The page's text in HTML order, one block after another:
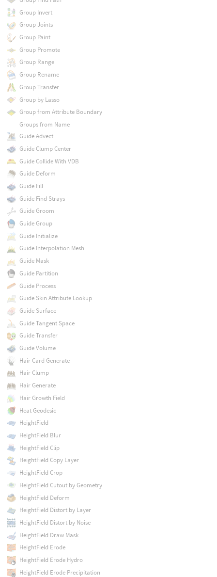
Group Invert
Group Joints
Group Paint
Group Promote
Group Range
Group Rename
Group Transfer
Group by Lasso
Group from Attribute Boundary
Groups from Name
Guide Advect
Guide Clump Center
Guide Collide With VDB
Guide Deform
Guide Fill
Guide Find Strays
Guide Groom
Guide Group
Guide Initialize
Guide Interpolation Mesh
Guide Mask
Guide Partition
Guide Process
Guide Skin Attribute Lookup
Guide Surface
Guide Tangent Space
Guide Transfer
Guide Volume
Hair Card Generate
Hair Clump
Hair Generate
Hair Growth Field
Heat Geodesic
HeightField
HeightField Blur
HeightField Clip
HeightField Copy Layer
HeightField Crop
HeightField Cutout by Geometry
HeightField Deform
HeightField Distort by Layer
HeightField Distort by Noise
HeightField Draw Mask
HeightField Erode
HeightField Erode Hydro
HeightField Erode Precipitation